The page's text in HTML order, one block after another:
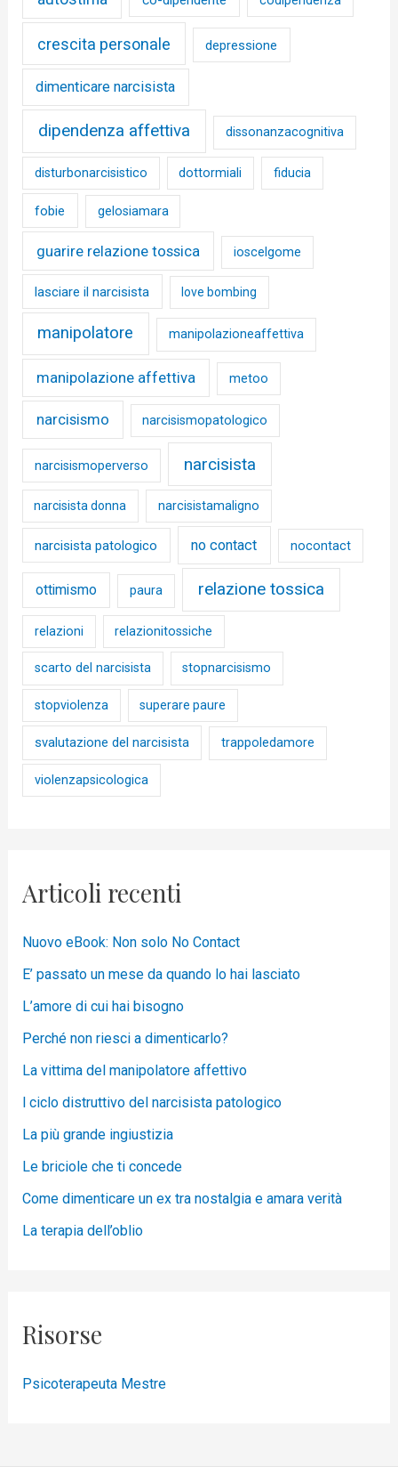
crescita personale depressione
dimenticare narcisista
dipendenza affettiva dissonanzacognitiva
disturbonarcisistico dottormiali fiducia
fobie gelosiamara
guarire relazione tossica ioscelgome
lasciare il narcisista love bombing
manipolatore manipolazioneaffettiva
manipolazione affettiva metoo
narcisismo narcisismopatologico
narcisismoperverso narcisista
narcisista donna narcisistamaligno
narcisista patologico no contact nocontact
ottimismo paura relazione tossica
relazioni relazionitossiche
scarto del narcisista stopnarcisismo
stopviolenza superare paure
svalutazione del narcisista trappoledamore
violenzapsicologica
Articoli recenti
Nuovo eBook: Non solo No Contact
E’ passato un mese da quando lo hai lasciato
L’amore di cui hai bisogno
Perché non riesci a dimenticarlo?
La vittima del manipolatore affettivo
l ciclo distruttivo del narcisista patologico
La più grande ingiustizia
Le briciole che ti concede
Come dimenticare un ex tra nostalgia e amara verità
La terapia dell’oblio
Risorse
Psicoterapeuta Mestre